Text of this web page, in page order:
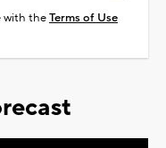
with theTerms of Use